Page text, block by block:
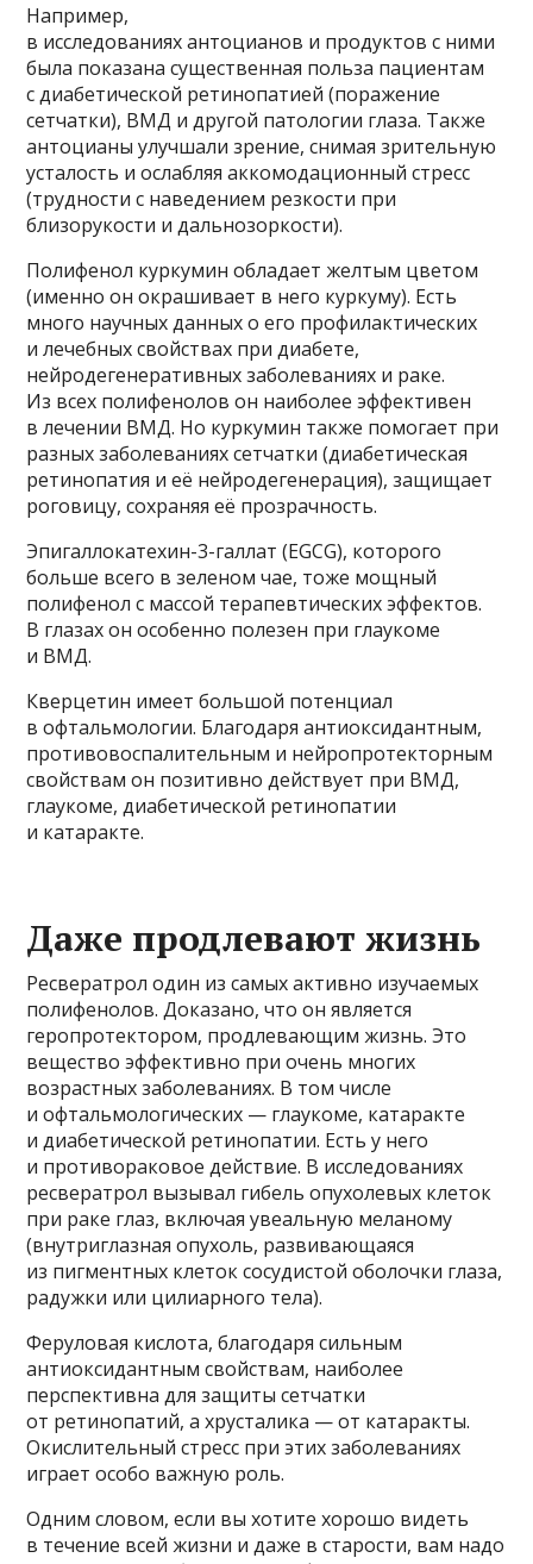
Например,
в исследованиях антоцианов и продуктов с ними
была показана существенная польза пациентам
с диабетической ретинопатией (поражение
сетчатки), ВМД и другой патологии глаза. Также
антоцианы улучшали зрение, снимая зрительную
усталость и ослабляя аккомодационный стресс
(трудности с наведением резкости при
близорукости и дальнозоркости).
Полифенол куркумин обладает желтым цветом
(именно он окрашивает в него куркуму). Есть
много научных данных о его профилактических
и лечебных свойствах при диабете,
нейродегенеративных заболеваниях и раке.
Из всех полифенолов он наиболее эффективен
в лечении ВМД. Но куркумин также помогает при
разных заболеваниях сетчатки (диабетическая
ретинопатия и её нейродегенерация), защищает
роговицу, сохраняя её прозрачность.
Эпигаллокатехин-3-галлат (EGCG), которого
больше всего в зеленом чае, тоже мощный
полифенол с массой терапевтических эффектов.
В глазах он особенно полезен при глаукоме
и ВМД.
Кверцетин имеет большой потенциал
в офтальмологии. Благодаря антиоксидантным,
противовоспалительным и нейропротекторным
свойствам он позитивно действует при ВМД,
глаукоме, диабетической ретинопатии
и катаракте.
Даже продлевают жизнь
Ресвератрол один из самых активно изучаемых
полифенолов. Доказано, что он является
геропротектором, продлевающим жизнь. Это
вещество эффективно при очень многих
возрастных заболеваниях. В том числе
и офтальмологических — глаукоме, катаракте
и диабетической ретинопатии. Есть у него
и противораковое действие. В исследованиях
ресвератрол вызывал гибель опухолевых клеток
при раке глаз, включая увеальную меланому
(внутриглазная опухоль, развивающаяся
из пигментных клеток сосудистой оболочки глаза,
радужки или цилиарного тела).
Феруловая кислота, благодаря сильным
антиоксидантным свойствам, наиболее
перспективна для защиты сетчатки
от ретинопатий, а хрусталика — от катаракты.
Окислительный стресс при этих заболеваниях
играет особо важную роль.
Одним словом, если вы хотите хорошо видеть
в течение всей жизни и даже в старости, вам надо